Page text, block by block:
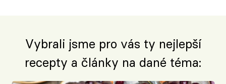
Vybrali jsme pro vás ty nejlepší
recepty a články na dané téma: